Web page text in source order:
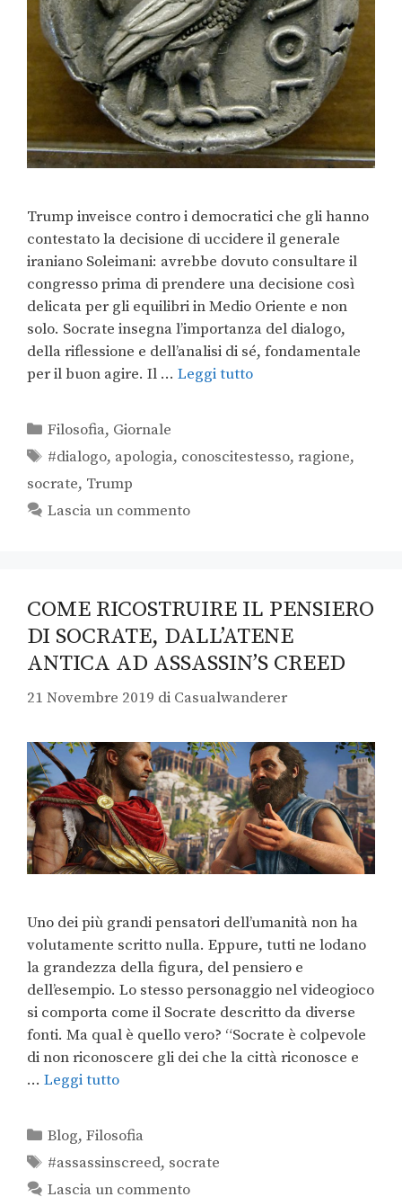
Trump inveisce contro i democratici che gli hanno
contestato la decisione di uccidere il generale
iraniano Soleimani: avrebbe dovuto consultare il
congresso prima di prendere una decisione così
delicata per gli equilibri in Medio Oriente e non
solo. Socrate insegna l’importanza del dialogo,
della riflessione e dell’analisi di sé, fondamentale
per il buon agire. Il … Leggi tutto
Filosofia, Giornale
#dialogo, apologia, conoscitestesso,ragione,
socrate, Trump
Lascia un commento
COME RICOSTRUIRE IL PENSIERO
DI SOCRATE, DALL’ATENE
ANTICA AD ASSASSIN’S CREED
21 Novembre 2019 di Casualwanderer
Uno dei più grandi pensatori dell’umanità non ha
volutamente scritto nulla. Eppure, tutti ne lodano
la grandezza della figura, del pensiero e
dell’esempio. Lo stesso personaggio nel videogioco
si comporta come il Socrate descritto da diverse
fonti. Ma qual è quello vero? “Socrate è colpevole
di non riconoscere gli dei che la città riconosce e
… Leggi tutto
Blog,Filosofia
#assassinscreed, socrate
Lascia un commento